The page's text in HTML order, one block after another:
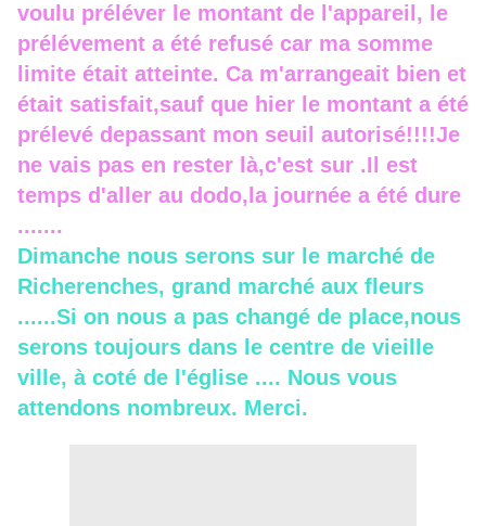
voulu préléver le montant de l'appareil, le
prélévement a été refusé car ma somme
limite était atteinte. Ca m'arrangeait bien et
était satisfait,sauf que hier le montant a été
prélevé depassant mon seuil autorisé!!!!Je
ne vais pas en rester là,c'est sur .Il est
temps d'aller au dodo,la journée a été dure
.......
Dimanche nous serons sur le marché de
Richerenches, grand marché aux fleurs
......Si on nous a pas changé de place,nous
serons toujours dans le centre de vieille
ville, à coté de l'église .... Nous vous
attendons nombreux. Merci.